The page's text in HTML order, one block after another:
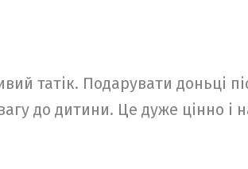
татік. Подарувати доньці
до дитини. Це дуже цінно і